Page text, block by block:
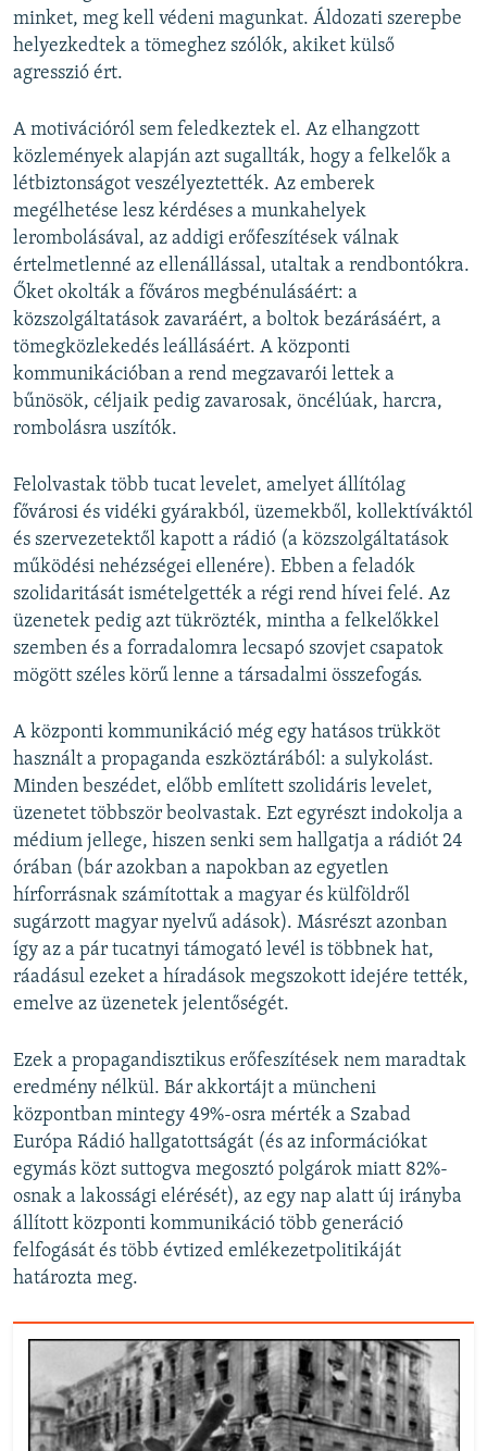
minket, meg kell védeni magunkat. Áldozati szerepbe
helyezkedtek a tömeghez szólók, akiket külső
agresszió ért.
A motivációról sem feledkeztek el. Az elhangzott
közlemények alapján azt sugallták, hogy a felkelők a
létbiztonságot veszélyeztették. Az emberek
megélhetése lesz kérdéses a munkahelyek
lerombolásával, az addigi erőfeszítések válnak
értelmetlenné az ellenállással, utaltak a rendbontókra.
Őket okolták a főváros megbénulásáért: a
közszolgáltatások zavaráért, a boltok bezárásáért, a
tömegközlekedés leállásáért. A központi
kommunikációban a rend megzavarói lettek a
bűnösök, céljaik pedig zavarosak, öncélúak, harcra,
rombolásra uszítók.
Felolvastak több tucat levelet, amelyet állítólag
fővárosi és vidéki gyárakból, üzemekből, kollektíváktól
és szervezetektől kapott a rádió (a közszolgáltatások
működési nehézségei ellenére). Ebben a feladók
szolidaritását ismételgették a régi rend hívei felé. Az
üzenetek pedig azt tükrözték, mintha a felkelőkkel
szemben és a forradalomra lecsapó szovjet csapatok
mögött széles körű lenne a társadalmi összefogás.
A központi kommunikáció még egy hatásos trükköt
használt a propaganda eszköztárából: a sulykolást.
Minden beszédet, előbb említett szolidáris levelet,
üzenetet többször beolvastak. Ezt egyrészt indokolja a
médium jellege, hiszen senki sem hallgatja a rádiót 24
órában (bár azokban a napokban az egyetlen
hírforrásnak számítottak a magyar és külföldről
sugárzott magyar nyelvű adások). Másrészt azonban
így az a pár tucatnyi támogató levél is többnek hat,
ráadásul ezeket a híradások megszokott idejére tették,
emelve az üzenetek jelentőségét.
Ezek a propagandisztikus erőfeszítések nem maradtak
eredmény nélkül. Bár akkortájt a müncheni
központban mintegy 49%-osra mérték a Szabad
Európa Rádió hallgatottságát (és az információkat
egymás közt suttogva megosztó polgárok miatt 82%-
osnak a lakossági elérését), az egy nap alatt új irányba
állított központi kommunikáció több generáció
felfogását és több évtized emlékezetpolitikáját
határozta meg.